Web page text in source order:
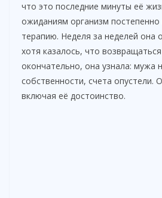
что это последние минуты её
ожиданиям организм постепенно
терапию. Неделя за неделей она
хотя казалось, что
окончательно, она узнала: мужа
собственности, счета опустели.
включая её достоинство.